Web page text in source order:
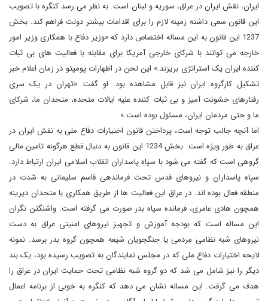
ایران، نقش ایران در عراق، سوریه و لبنان است. به نظر می رسد کنگره با تصویب
این قانون سعی داشته زمینه لازم را برای اقدامات بیشتر دولت فراهم کند. بخش
1237 این قانون به این مساله اختصاص دارد که «وزیر دفاع با همکاری وزیر امور
خارجه می توانند با شرکای خارجی آمریکا برای مقابله با فعالیت های بی ثبات
کننده ایران یک استراتژی بریزند.» این لحن در اظهارات پومپئو در زمان اعلام خبر
تشکیل کارگروه ایران نیز قابل مشاهده بود. او گفت: «تهران در یک سری
رفتارهای خشونت آمیز و بی ثبات کننده علیه ایالات متحده، متحدان ما، شرکای
ما و حتی مردمان ایران، مسئول بوده است.»
اما آنچه جالب توجه است، پرداختن قانون اختیارات دفاع ملی به نقش ایران در
عراق به طور ویژه است. بخش 1234 این قانون به دنبال قطع هرگونه تامین مالی
گروهی است که گفته می شود با سپاه پاسداران انقلاب اسلامی ایران ارتباط دارد.
سپاه پاسداران و نیروهای قدس تحت فرماندهی قاسم سلیمانی به شدت در
منطقه فعال بوده اند. در عراق این فعالیت ها از طریق همکاری با متحدان دیرینه
همچون هادی عامری، فرمانده سپاه بدر صورت می گرفته است. واشنگتن نگران
این مساله است که بودجه آموزش و تجهیز نیروهای امنیتی عراق به دست
نیروهای شبه نظامی مردمی یا جنگجویان شیعه همچون گروه بدر برسد. نمونه
لایحه اختیارات دفاع ملی که در مجلس نمایندگان به تصویب رسیده بود، یک بند
دیگر را نیز شامل می شد که دو گروه شبه نظامی تحت حمایت ایران در عراق را
هدف می گرفت. این مساله نشان می دهد که کنگره به خوبی از برنامه اعمال